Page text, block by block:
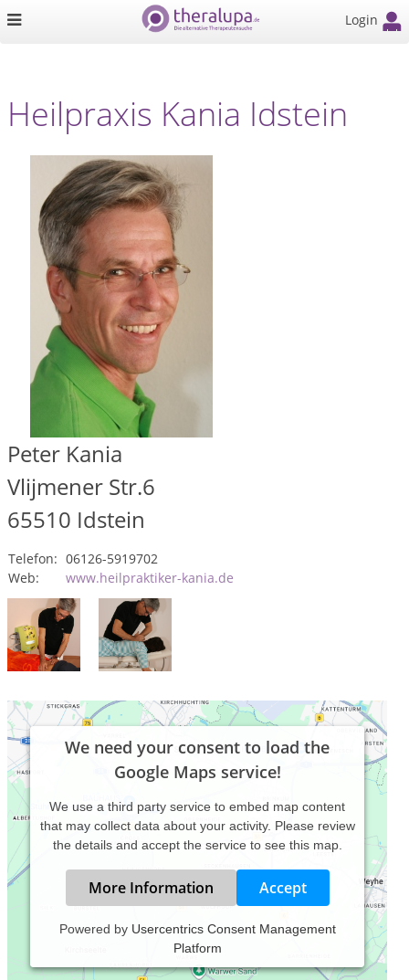
Login
Heilpraxis Kania Idstein
Peter Kania
Vlijmener Str.6
65510 Idstein
Telefon: 06126-5919702
Web:
www.heilpraktiker-kania.de
We need your consent to load the
Google Maps service!
We use a third party service to embed map content
that may collect data about your activity. Please review
the details and accept the service to see this map.
More Information Accept
Powered by Usercentrics Consent Management
Platform
Praxisschwerpunkte sind amerikanische Chiropraktik sowie
Darmsanierung mit Colon-Hydro-Therapie